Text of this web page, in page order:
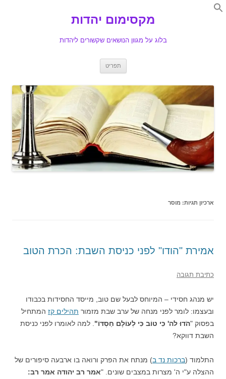
Search
מקסימום יהדות
בלוג על מגוון הנושאים שקשורים ליהדות
תפריט
ארכיון תגיות: מוסר
אמירת "הודו" לפני כניסת השבת: הכרת הטוב
כתיבת תגובה
יש מנהג חסידי – המיוחס לבעל שם טוב, מייסד החסידות בכבודו
ובעצמו: לומר לפני מנחה של ערב שבת מזמור תהילים קז המתחיל
בפסוק "הֹדוּ לה' כִּי טוֹב כִּי לְעוֹלָם חַסְדּוֹ" . למה לאומרו לפני כניסת
השבת דווקא?
התלמוד (ברכות נד ב) מנתח את הפרק ורואה בו ארבעה סיפורים של
ההצלה ע"י ה' מצרות במצבים שונים. "אמר רב יהודה אמר רב: